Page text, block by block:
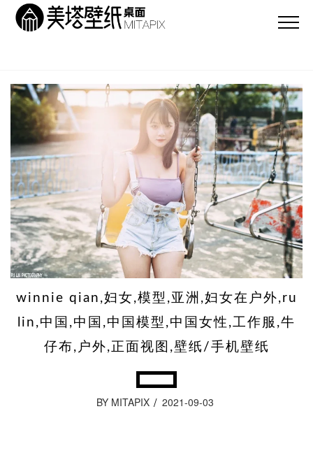
winnie qian,妇女,模型,亚洲,妇女在户外,ru
lin,中国,中国,中国模型,中国女性,工作服,牛
仔布,户外,正面视图,壁纸/手机壁纸
BY MITAPIX 2021-09-03